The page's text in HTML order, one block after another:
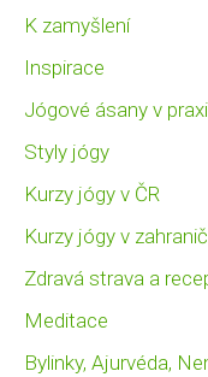
K zamyšlení
Inspirace
Jógové ásany v praxi
Styly jógy
Kurzy jógy v ČR
Kurzy jógy v
Zdravá strava a
Meditace
Bylinky, Ajurvéda,